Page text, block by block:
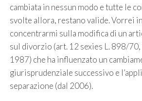
cambiata in nessun modo e tutte le
svolte allora, restano valide. Vorrei
concentrarmi sulla modifica di un
sul divorzio (art. 12 sexies L. 898/
1987) che ha influenzato un
giurisprudenziale successivo e
separazione (dal 2006).